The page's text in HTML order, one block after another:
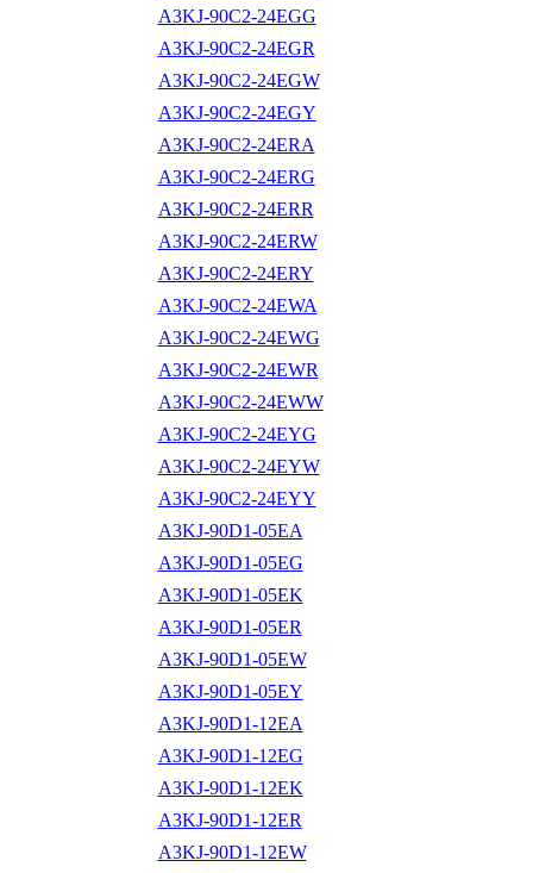
A3KJ-90C2-24EGG
A3KJ-90C2-24EGR
A3KJ-90C2-24EGW
A3KJ-90C2-24EGY
A3KJ-90C2-24ERA
A3KJ-90C2-24ERG
A3KJ-90C2-24ERR
A3KJ-90C2-24ERW
A3KJ-90C2-24ERY
A3KJ-90C2-24EWA
A3KJ-90C2-24EWG
A3KJ-90C2-24EWR
A3KJ-90C2-24EWW
A3KJ-90C2-24EYG
A3KJ-90C2-24EYW
A3KJ-90C2-24EYY
A3KJ-90D1-05EA
A3KJ-90D1-05EG
A3KJ-90D1-05EK
A3KJ-90D1-05ER
A3KJ-90D1-05EW
A3KJ-90D1-05EY
A3KJ-90D1-12EA
A3KJ-90D1-12EG
A3KJ-90D1-12EK
A3KJ-90D1-12ER
A3KJ-90D1-12EW